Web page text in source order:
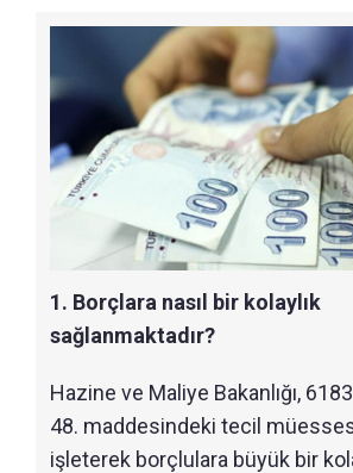
1. Borçlara nasıl bir kolaylık
sağlanmaktadır?
Hazine ve Maliye Bakanlığı,
48. maddesindeki tecil
işleterek borçlulara büyük bir